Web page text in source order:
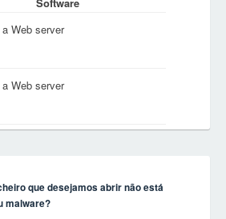
Web server
Web server
que desejamos abrir não está
malware?